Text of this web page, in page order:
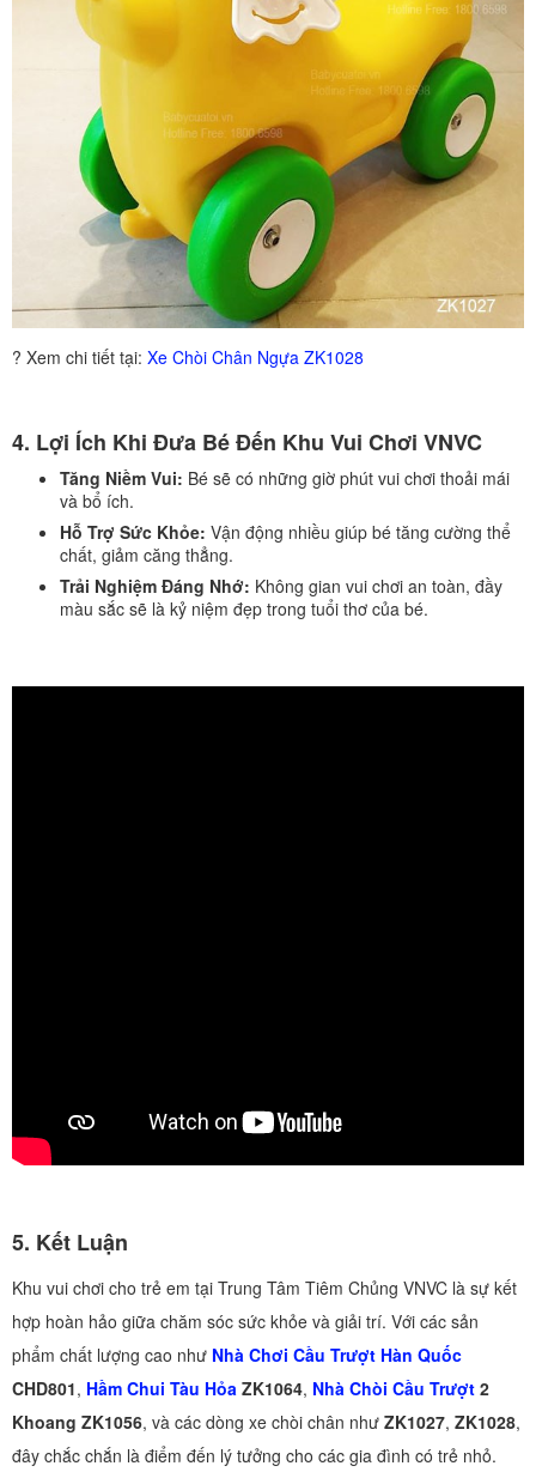
? Xem chi tiết tại: Xe Chòi Chân Ngựa ZK1028
4. Lợi Ích Khi Đưa Bé Đến Khu Vui Chơi VNVC
Tăng Niềm Vui: Bé sẽ có những giờ phút vui chơi thoải mái
và bổ ích.
Hỗ Trợ Sức Khỏe: Vận động nhiều giúp bé tăng cường thể
chất, giảm căng thẳng.
Trải Nghiệm Đáng Nhớ: Không gian vui chơi an toàn, đầy
màu sắc sẽ là kỷ niệm đẹp trong tuổi thơ của bé.
5. Kết Luận
Khu vui chơi cho trẻ em tại Trung Tâm Tiêm Chủng VNVC là sự kết
hợp hoàn hảo giữa chăm sóc sức khỏe và giải trí. Với các sản
phẩm chất lượng cao như Nhà Chơi Cầu Trượt Hàn Quốc
CHD801, Hầm Chui Tàu Hỏa ZK1064, Nhà Chòi Cầu Trượt 2
Khoang ZK1056, và các dòng xe chòi chân như ZK1027, ZK1028,
đây chắc chắn là điểm đến lý tưởng cho các gia đình có trẻ nhỏ.